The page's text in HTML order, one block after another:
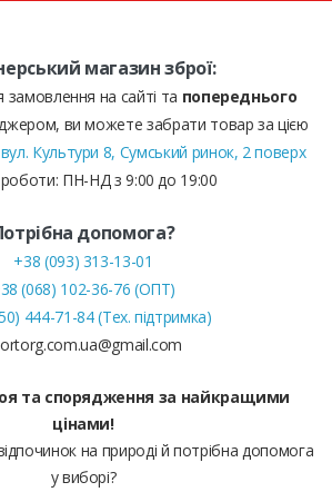
магазин зброї:
на сайті та попереднього
ви можете забрати товар за цією
вул. Культури 8, Сумський ринок, 2 поверх
роботи: ПН-НД з 9:00 до 19:00
допомога?
+38 (093) 313-13-01
(068) 102-36-76 (ОПТ)
444-71-84 (Тех. підтримка)
та спорядження за найкращими
цінами!
на природі й потрібна допомога
у виборі?